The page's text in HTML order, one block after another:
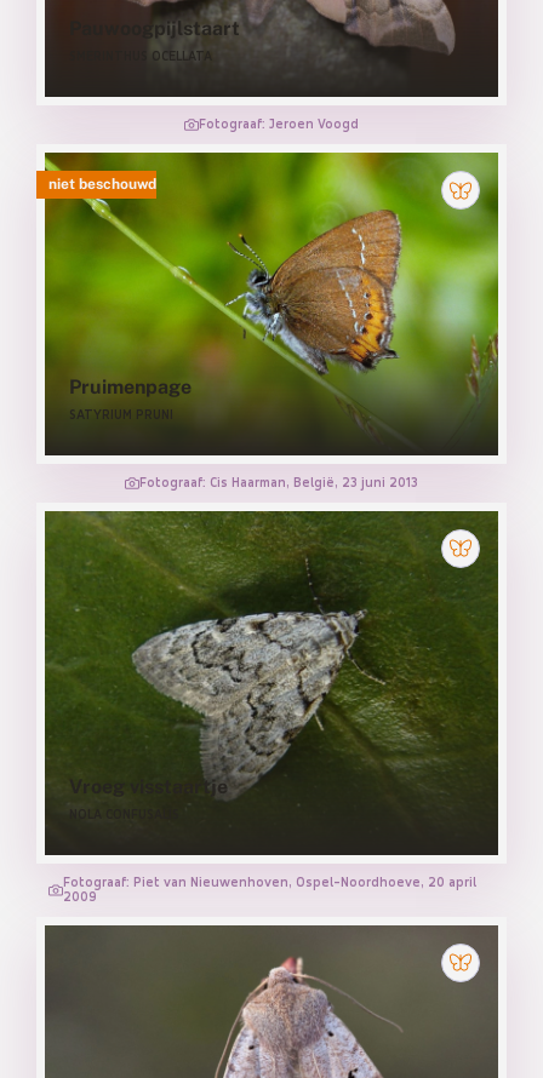
Pauwoogpijlstaart
SMERINTHUS OCELLATA
Fotograaf: Jeroen Voogd
niet beschouwd
Pruimenpage
SATYRIUM PRUNI
Fotograaf: Cis Haarman, België, 23 juni 2013
Vroeg visstaartje
Fotograaf: Piet van Nieuwenhoven, Ospel-Noordhoeve, 20 april
2009